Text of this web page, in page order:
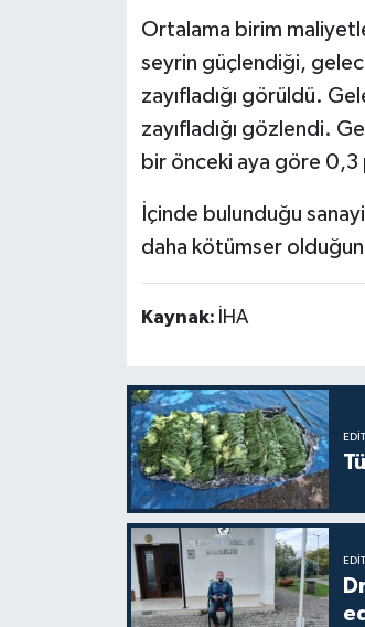
Ortalama birim
seyrin güçlendiği,
zayıfladığı görüldü.
zayıfladığı gözlendi.
bir önceki aya göre
İçinde bulunduğu
daha kötümser
Kaynak: İHA